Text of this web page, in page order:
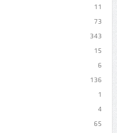
11
73
343
15
6
136
1
4
65